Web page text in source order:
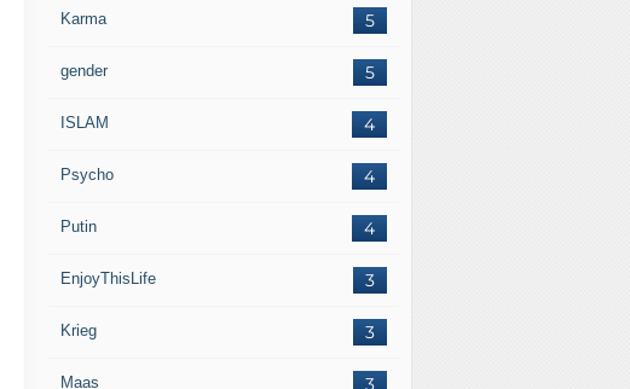
5
Karma
5
gender
4
ISLAM
4
Psycho
4
Putin
3
EnjoyThisLife
3
Krieg
3
Maas